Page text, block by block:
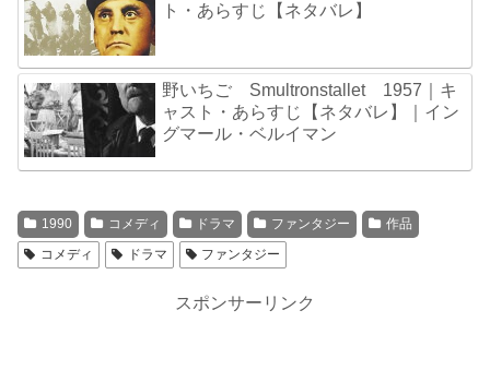
ト・あらすじ【ネタバレ】
野いちご Smultronstallet 1957｜キ
ャスト・あらすじ【ネタバレ】｜イン
グマール・ベルイマン
1990 コメディ ドラマ ファンタジー
作品
コメディ
ドラマ ファンタジー
スポンサーリンク